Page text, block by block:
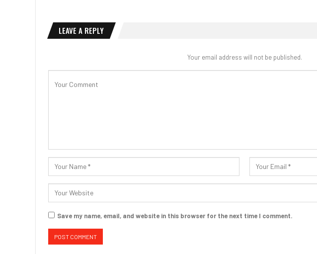
LEAVE A REPLY
Your email address will not be published.
Save my name, email, and website in this browser for the next time I comment.